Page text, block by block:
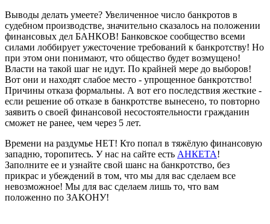
Выводы делать умеете? Увеличенное число банкротов в
судебном производстве, значительно сказалось на положении
финансовых дел БАНКОВ! Банковское сообщество всеми
силами лоббирует ужесточение требований к банкротству! Но
при этом они понимают, что общество будет возмущено!
Власти на такой шаг не идут. По крайней мере до выборов!
Вот они и находят слабое место - упрощенное банкротство!
Причины отказа формальны. А вот его последствия жесткие -
если решение об отказе в банкротстве вынесено, то повторно
заявить о своей финансовой несостоятельности гражданин
сможет не ранее, чем через 5 лет.
Времени на раздумье НЕТ! Кто попал в тяжёлую финансовую
западню, торопитесь. У нас на сайте есть АНКЕТА!
Заполните ее и узнайте свой шанс на банкротство, без
прикрас и убеждений в том, что мы для вас сделаем все
невозможное! Мы для вас сделаем лишь то, что вам
положенно по ЗАКОНУ!